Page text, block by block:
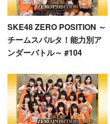
SKE48 ZERO POSITION ～
チームスパルタ！能力別ア
ンダーバトル～ #104